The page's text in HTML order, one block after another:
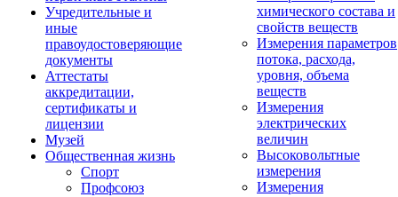
Учредительные и
иные
правоудостоверяющие
документы
Аттестаты
аккредитации,
сертификаты и
лицензии
Музей
Общественная жизнь
Спорт
Профсоюз
химического состава и
свойств веществ
Измерения параметров
потока, расхода,
уровня, объема
веществ
Измерения
электрических
величин
Высоковольтные
измерения
Измерения